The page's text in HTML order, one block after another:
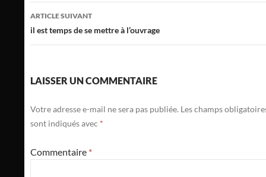
articles
ARTICLE SUIVANT
il est temps de se mettre à l’ouvrage
LAISSER UN COMMENTAIRE
Votre adresse e-mail ne sera pas publiée. Les champs
sont indiqués avec *
Commentaire *